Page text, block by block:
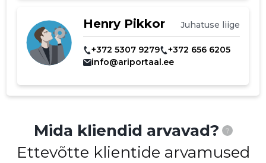
Henry Pikkor Juhatuse liige
+372 5307 9279
+372 656 6205
info@ariportaal.ee
Mida kliendid arvavad? ?
Ettevõtte klientide arvamused
kirjeldust